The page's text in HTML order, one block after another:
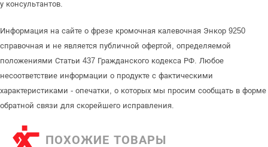
у консультантов.
Информация на сайте о фрезе кромочная калевочная Энкор 9250
справочная и не является публичной офертой, определяемой
положениями Статьи 437 Гражданского кодекса РФ. Любое
несоответствие информации о продукте с фактическими
характеристиками - опечатки, о которых мы просим сообщать в форме
обратной связи для скорейшего исправления.
ПОХОЖИЕ ТОВАРЫ